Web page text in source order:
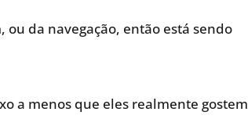
da navegação, então está sendo
a menos que eles realmente gostem